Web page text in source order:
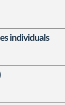
individuals